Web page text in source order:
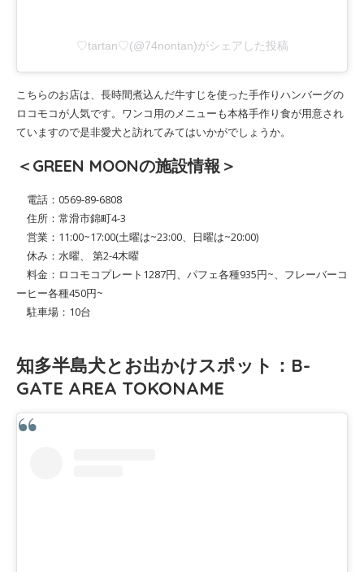
♡tartan♡(@74nontan)がシェアした投稿
こちらのお店は、長時間煮込んだ牛すじを使った手作りハンバーグの
ロコモコが人気です。ワンコ用のメニューも本格手作り食が用意され
ていますので是非愛犬と訪れてみてはいかがでしょうか。
＜GREEN MOONの施設情報＞
電話：0569-89-6808
住所：常滑市錦町4-3
営業：11:00~17:00(土曜は~23:00、日曜は~20:00)
休み：水曜、 第2-4木曜
料金：ロコモコプレート1287円、パフェ各種935円~、フレーバーコ
ーヒー各種450円~
駐車場：10台
知多半島犬とお出かけスポット：B-
GATE AREA TOKONAME